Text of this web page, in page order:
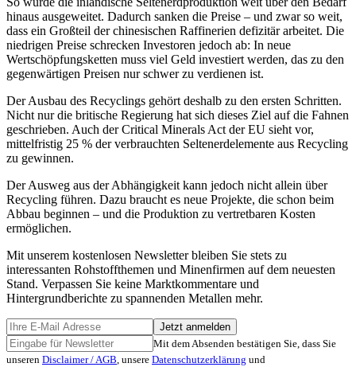
hinaus ausgeweitet. Dadurch sanken die Preise – und zwar so weit,
dass ein Großteil der chinesischen Raffinerien defizitär arbeitet. Die
niedrigen Preise schrecken Investoren jedoch ab: In neue
Wertschöpfungsketten muss viel Geld investiert werden, das zu den
gegenwärtigen Preisen nur schwer zu verdienen ist.
Der Ausbau des Recyclings gehört deshalb zu den ersten Schritten.
Nicht nur die britische Regierung hat sich dieses Ziel auf die Fahnen
geschrieben. Auch der Critical Minerals Act der EU sieht vor,
mittelfristig 25 % der verbrauchten Seltenerdelemente aus Recycling
zu gewinnen.
Der Ausweg aus der Abhängigkeit kann jedoch nicht allein über
Recycling führen. Dazu braucht es neue Projekte, die schon beim
Abbau beginnen – und die Produktion zu vertretbaren Kosten
ermöglichen.
Mit unserem kostenlosen Newsletter bleiben Sie stets zu
interessanten Rohstoffthemen und Minenfirmen auf dem neuesten
Stand. Verpassen Sie keine Marktkommentare und
Hintergrundberichte zu spannenden Metallen mehr.
Jetzt anmelden
Mit dem Absenden bestätigen Sie, dass Sie
unseren Disclaimer / AGB, unsere Datenschutzerklärung und